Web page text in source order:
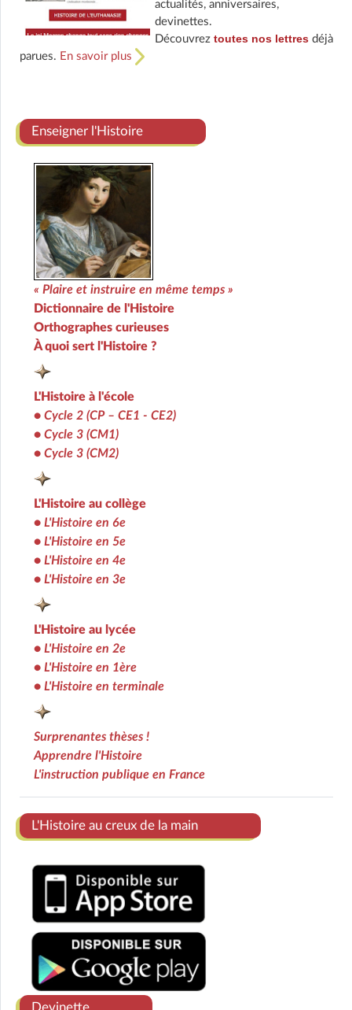
actualités, anniversaires,
devinettes.
Découvrez toutes nos lettresdéjà
parues. En savoir plus
Enseigner l'Histoire
« Plaire et instruire en même temps »
Dictionnaire de l'Histoire
Orthographes curieuses
À quoi sert l'Histoire ?
L'Histoire à l'école
• Cycle 2 (CP – CE1 - CE2)
• Cycle 3 (CM1)
• Cycle 3 (CM2)
L'Histoire au collège
• L'Histoire en 6e
• L'Histoire en 5e
• L'Histoire en 4e
• L'Histoire en 3e
L'Histoire au lycée
• L'Histoire en 2e
• L'Histoire en 1ère
• L'Histoire en terminale
Surprenantes thèses !
Apprendre l'Histoire
L'instruction publique en France
L'Histoire au creux de la main
Devinette